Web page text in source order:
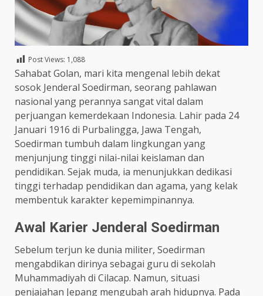
Post Views: 1,088
Sahabat Golan, mari kita mengenal lebih dekat
sosok Jenderal Soedirman, seorang pahlawan
nasional yang perannya sangat vital dalam
perjuangan kemerdekaan Indonesia. Lahir pada 24
Januari 1916 di Purbalingga, Jawa Tengah,
Soedirman tumbuh dalam lingkungan yang
menjunjung tinggi nilai-nilai keislaman dan
pendidikan. Sejak muda, ia menunjukkan dedikasi
tinggi terhadap pendidikan dan agama, yang kelak
membentuk karakter kepemimpinannya.​
Awal Karier Jenderal Soedirman
Sebelum terjun ke dunia militer, Soedirman
mengabdikan dirinya sebagai guru di sekolah
Muhammadiyah di Cilacap. Namun, situasi
penjajahan Jepang mengubah arah hidupnya. Pada